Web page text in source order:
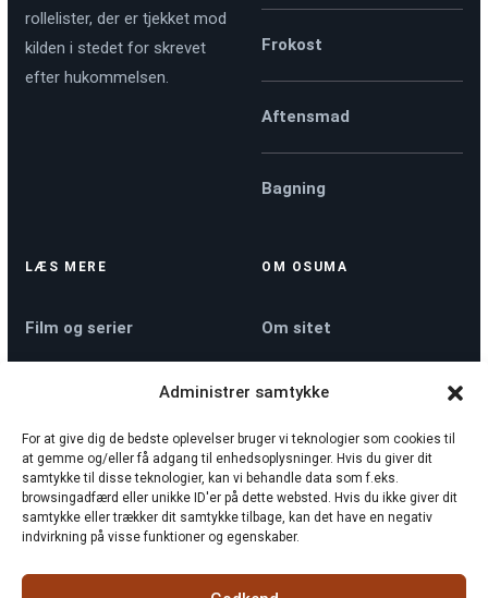
Administrer samtykke
For at give dig de bedste oplevelser bruger vi teknologier som cookies til
at gemme og/eller få adgang til enhedsoplysninger. Hvis du giver dit
samtykke til disse teknologier, kan vi behandle data som f.eks.
browsingadfærd eller unikke ID'er på dette websted. Hvis du ikke giver dit
samtykke eller trækker dit samtykke tilbage, kan det have en negativ
indvirkning på visse funktioner og egenskaber.
rollelister, der er tjekket mod
kilden i stedet for skrevet
efter hukommelsen.
Frokost
Aftensmad
Bagning
LÆS MERE
Film og serier
Nyheder
Sådan tjekker vi
rollelister
OM OSUMA
Om sitet
Kontakt
Privatlivspolitik
Cookiepolitik